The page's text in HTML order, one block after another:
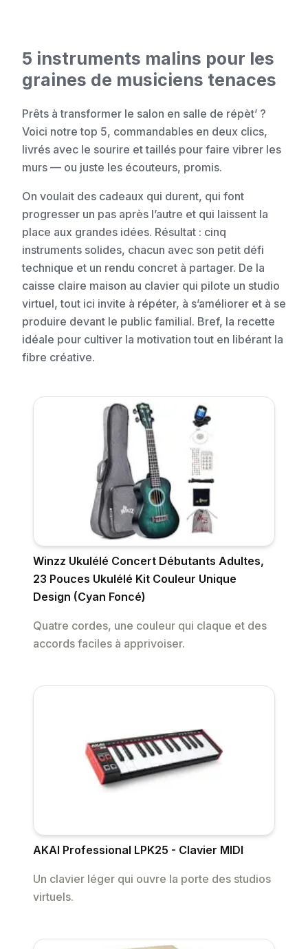
5 instruments malins pour les
graines de musiciens tenaces
Prêts à transformer le salon en salle de répèt’ ?
Voici notre top 5, commandables en deux clics,
livrés avec le sourire et taillés pour faire vibrer les
murs — ou juste les écouteurs, promis.
On voulait des cadeaux qui durent, qui font
progresser un pas après l’autre et qui laissent la
place aux grandes idées. Résultat : cinq
instruments solides, chacun avec son petit défi
technique et un rendu concret à partager. De la
caisse claire maison au clavier qui pilote un studio
virtuel, tout ici invite à répéter, à s’améliorer et à se
produire devant le public familial. Bref, la recette
idéale pour cultiver la motivation tout en libérant la
fibre créative.
Winzz Ukulélé Concert Débutants Adultes,
23 Pouces Ukulélé Kit Couleur Unique
Design (Cyan Foncé)
Quatre cordes, une couleur qui claque et des
accords faciles à apprivoiser.
AKAI Professional LPK25 - Clavier MIDI
Un clavier léger qui ouvre la porte des studios
virtuels.